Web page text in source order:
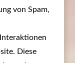
von Spam,
Diese